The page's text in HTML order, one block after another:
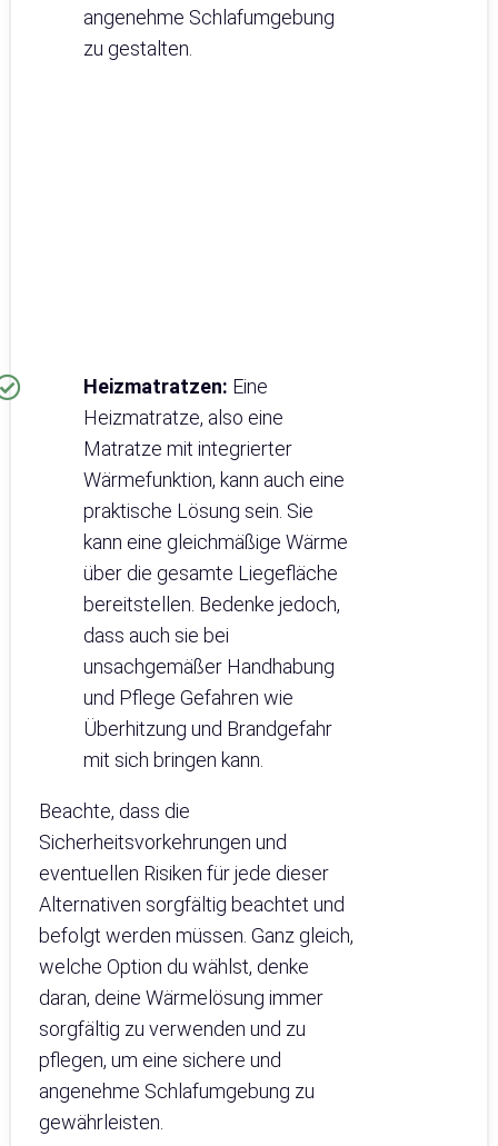
angenehme Schlafumgebung
zu gestalten.
Heizmatratzen: Eine
Heizmatratze, also eine
Matratze mit integrierter
Wärmefunktion, kann auch eine
praktische Lösung sein. Sie
kann eine gleichmäßige Wärme
über die gesamte Liegefläche
bereitstellen. Bedenke jedoch,
dass auch sie bei
unsachgemäßer Handhabung
und Pflege Gefahren wie
Überhitzung und Brandgefahr
mit sich bringen kann.
Beachte, dass die
Sicherheitsvorkehrungen und
eventuellen Risiken für jede dieser
Alternativen sorgfältig beachtet und
befolgt werden müssen. Ganz gleich,
welche Option du wählst, denke
daran, deine Wärmelösung immer
sorgfältig zu verwenden und zu
pflegen, um eine sichere und
angenehme Schlafumgebung zu
gewährleisten.